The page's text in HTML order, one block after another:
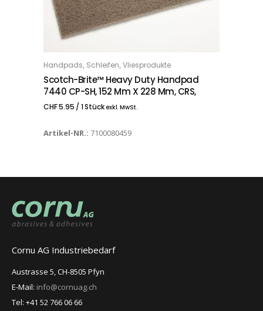
IN DEN WARENKORB
Handpads, Schleifen,Vliesprodukte
Scotch-Brite™ Heavy Duty Handpad
7440 CP-SH, 152 Mm X 228 Mm, CRS,
CHF5.95 / 1 Stückexkl. MwSt.
Artikel-NR.: 7100080459
Cornu AG Industriebedarf
Austrasse 5, CH-8505 Pfyn
E-Mail: info@cornuag.ch
Tel: +41 52 766 06 66